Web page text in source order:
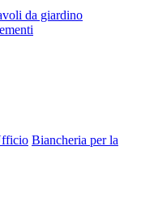
da giardino
Biancheria per la